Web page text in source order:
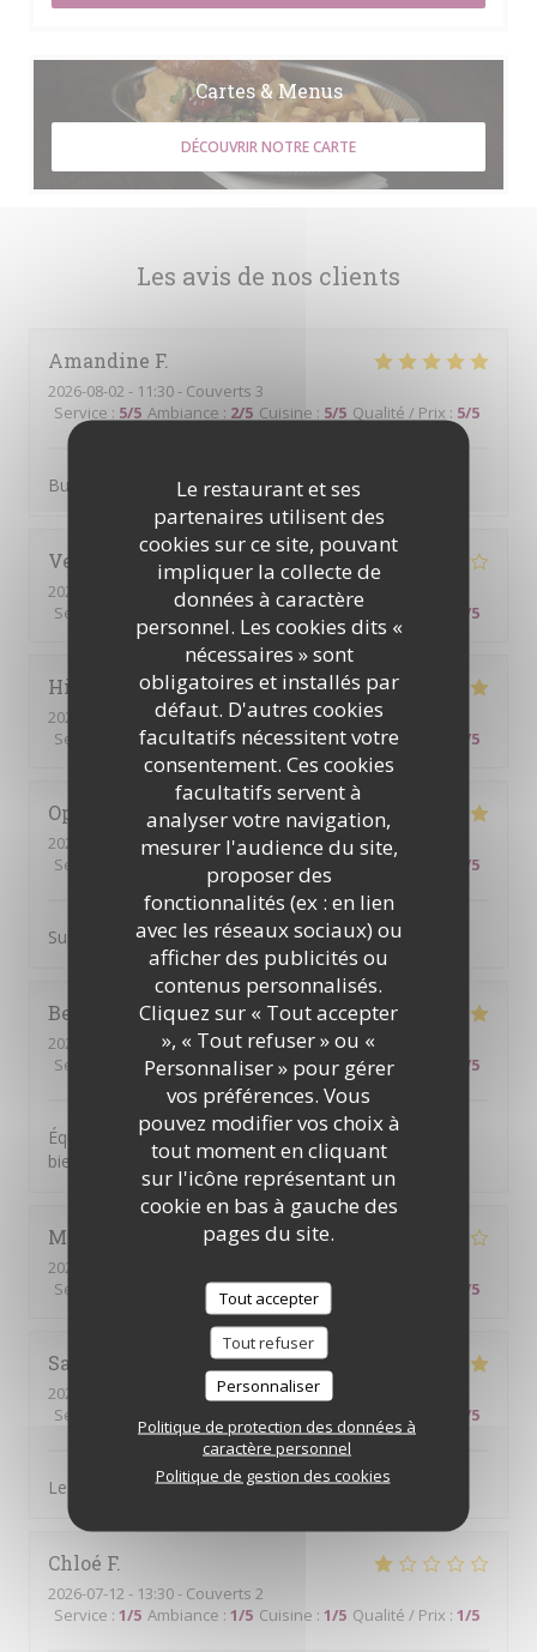
Le restaurant et ses
partenaires utilisent des
cookies sur ce site, pouvant
impliquer la collecte de
données à caractère
personnel. Les cookies dits «
nécessaires » sont
obligatoires et installés par
défaut. D'autres cookies
facultatifs nécessitent votre
consentement. Ces cookies
facultatifs servent à
analyser votre navigation,
mesurer l'audience du site,
proposer des
fonctionnalités (ex : en lien
avec les réseaux sociaux) ou
afficher des publicités ou
contenus personnalisés.
Cliquez sur « Tout accepter
», « Tout refuser » ou «
Personnaliser » pour gérer
vos préférences. Vous
pouvez modifier vos choix à
tout moment en cliquant
sur l'icône représentant un
cookie en bas à gauche des
pages du site.
Tout accepter
Tout refuser
Personnaliser
Politique de protection des données à
caractère personnel
Politique de gestion des cookies
Les avis de nos clients
Amandine F
2026-08-02 - 11:30 - Couverts 3
Service : 5/5 Ambiance : 2/5 Cuisine : 5/5 Qualité / Prix : 5/5
Buffet copieux et bon.
Veronique R
2026-07-26
- 12:30 - Couverts 2
Service
Ambiance:5/5 Cuisine:4/5 Qualité / Prix /5
Hillary
2026-07-21
- 19:00 - Couverts 2
Service
/5 Ambiance:5 /5 Cuisine:5/5 Qualité / Prix /5
Ophelie
2026-07-18
- 11:30 - Couverts 2
Service
Cuisine Qualité / Prix /5
Super brunch copieux et bon Le serveur était au top !
Beatrice S
2026-07-14
- 19:00 - Couverts 6
Service
Ambiance: 5/5 Cuisine: 5/5 Qualité / Prix /5
Équipe accueillante. Bonne Ambiance et on y mange
bien. Je recommande
Mariam
2026-07-14
Service
Ambiance:5/5 Cuisine:3 /5
Sabine
2026-07-14
- 13:00 - Couverts 4
Service
/5
Le cadre, le choix des mets et l.amabilité du personnel
Chloé F
2026-07-12 - 13:30 - Couverts 2
Service : 1/5 Ambiance : 1/5 Cuisine : 1/5 Qualité / Prix : 1/5
Cartes & Menus
DÉCOUVRIR NOTRE CARTE